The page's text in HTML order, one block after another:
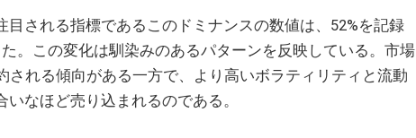
される指標であるこのドミナンスの数値は、52%を記録
。この変化は馴染みのあるパターンを反映している。市場
れる傾向がある一方で、より高いボラティリティと流動
なほど売り込まれるのである。